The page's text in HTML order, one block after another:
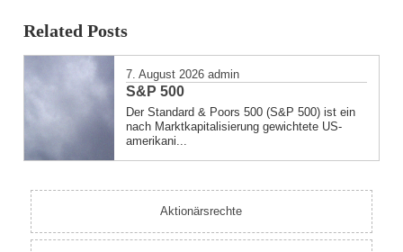
in
Related Posts
7. August 2026 admin
S&P 500
Der Standard & Poors 500 (S&P 500) ist ein
nach Marktkapitalisierung gewichtete US-
amerikani...
Aktionärsrechte